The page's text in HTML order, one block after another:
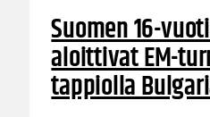
Suomen 16-
aloittivat EM-
tappiolla